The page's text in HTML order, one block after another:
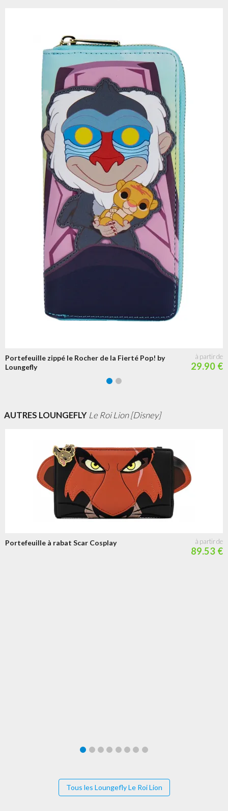
Portefeuille zippé le Rocher de la Fierté Pop! by
Loungefly
29.90 €
AUTRES LOUNGEFLYLe Roi Lion [Disney]
Portefeuille à rabat Scar Cosplay
89.53 €
Tous les Loungefly Le Roi Lion